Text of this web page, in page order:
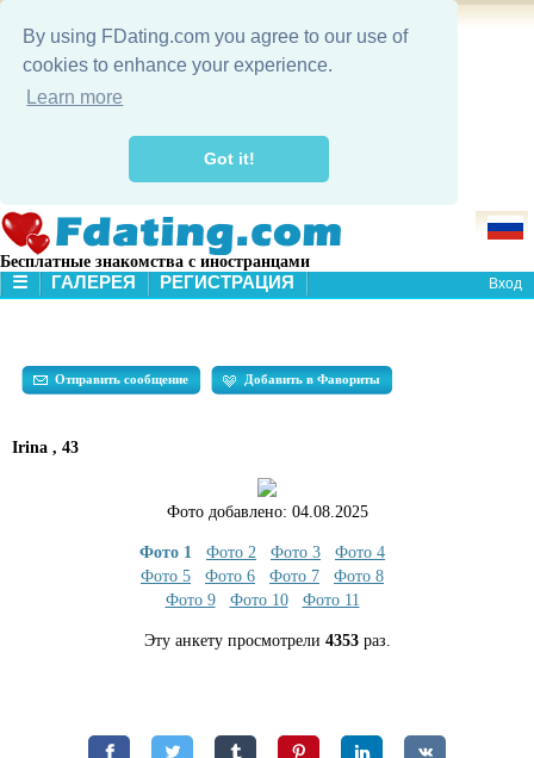
By using FDating.com you agree to our use of
cookies to enhance your experience.
Learn more
Got it!
Бесплатные знакомства с иностранцами
☰
ПОИСК
ГАЛЕРЕЯ РЕГИСТРАЦИЯ Вход
Отправить сообщение Добавить в Фавориты
Irina , 43
Фото добавлено: 04.08.2025
Фото 1 Фото 2 Фото 3
Фото 4
Фото 5
Фото 6 Фото 7
Фото 8
Фото 9
Фото 10 Фото 11
Эту анкету просмотрели 4353раз.